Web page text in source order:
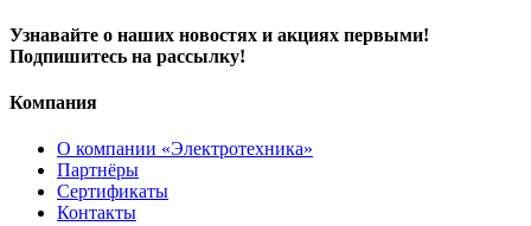
Узнавайте о наших новостях и акциях первыми!
Подпишитесь на рассылку!
Компания
О компании «Электротехника»
Партнёры
Сертификаты
Контакты